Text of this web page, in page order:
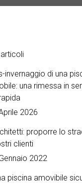
invernaggio di una
una rimessa in
2026
proporre lo
clienti
2022
piscina amovibile